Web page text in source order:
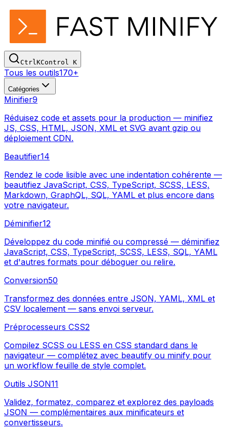
CtrlKControl K
Tous les outils170+
Catégories
Minifier9
Réduisez code et assets pour la production — minifiez
JS, CSS, HTML, JSON, XML et SVG avant gzip ou
déploiement CDN.
Beautifier14
Rendez le code lisible avec une indentation cohérente —
beautifiez JavaScript, CSS, TypeScript, SCSS, LESS,
Markdown, GraphQL, SQL, YAML et plus encore dans
votre navigateur.
Déminifier12
Développez du code minifié ou compressé — déminifiez
JavaScript, CSS, TypeScript, SCSS, LESS, SQL, YAML
et d'autres formats pour déboguer ou relire.
Conversion50
Transformez des données entre JSON, YAML, XML et
CSV localement — sans envoi serveur.
Préprocesseurs CSS2
Compilez SCSS ou LESS en CSS standard dans le
navigateur — complétez avec beautify ou minify pour
un workflow feuille de style complet.
Outils JSON11
Validez, formatez, comparez et explorez des payloads
JSON — complémentaires aux minificateurs et
convertisseurs.